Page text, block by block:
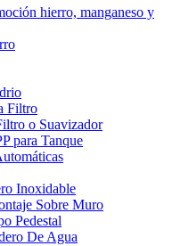
hierro, manganeso y
Filtro
o Suavizador
para Tanque
Inoxidable
Sobre Muro
Pedestal
De Agua